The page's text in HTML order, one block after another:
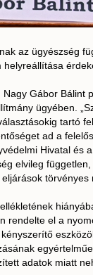
az ügyészség
Gábor Bálint
ügyében.
tartó
ad a
Hivatal és
elvileg
törvényes
rendelte el a
adatok miatt